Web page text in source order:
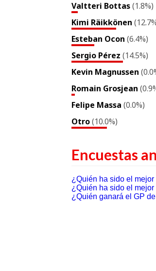
Valtteri Bottas(1.8%)
Kimi Räikkönen
Esteban Ocon (6.4%)
Sergio Pérez (14.5%)
Kevin Magnussen
Romain Grosjean
Felipe Massa (0.0%)
Otro(10.0%)
Encuestas
¿Quién ha sido el
¿Quién ha sido el
¿Quién ganará el GP